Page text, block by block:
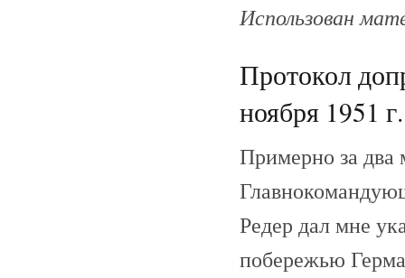
Использован
Протокол
ноября 1951 г.
Примерно за
Редер дал мне
побережью